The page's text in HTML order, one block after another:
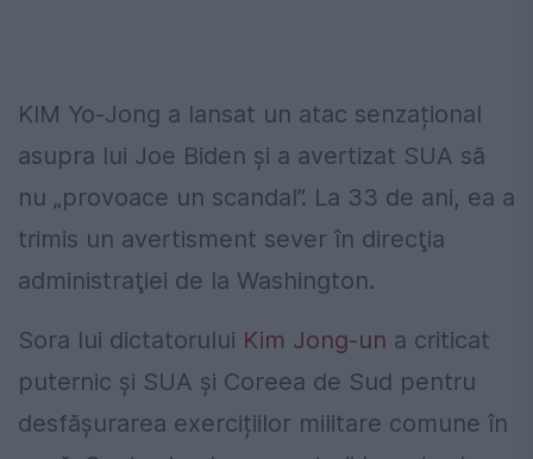
KIM Yo-Jong a lansat un atac senzațional
asupra lui Joe Biden și a avertizat SUA să
nu „provoace un scandal”. La 33 de ani, ea a
trimis un avertisment sever în direcţia
administraţiei de la Washington.
Sora lui dictatorului Kim Jong-un a criticat
puternic și SUA și Coreea de Sud pentru
desfășurarea exercițiilor militare comune în